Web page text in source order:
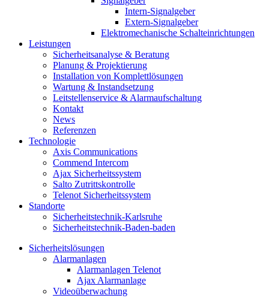
Intern-Signalgeber
Extern-Signalgeber
Elektromechanische Schalteinrichtungen
Leistungen
Sicherheitsanalyse & Beratung
Planung & Projektierung​
Installation von Komplettlösungen
Wartung & Instandsetzung
Leitstellenservice & Alarmaufschaltung
Kontakt
News
Referenzen
Technologie
Axis Communications
Commend Intercom
Ajax Sicherheitssystem​
Salto Zutrittskontrolle
Telenot Sicherheitssystem
Standorte
Sicherheitstechnik-Karlsruhe
Sicherheitstechnik-Baden-baden
Sicherheitslösungen
Alarmanlagen
Alarmanlagen Telenot
Ajax Alarmanlage
Videoüberwachung